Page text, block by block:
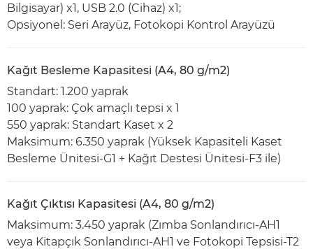
Bilgisayar) x1, USB 2.0 (Cihaz) x1;
Opsiyonel: Seri Arayüz, Fotokopi Kontrol Arayüzü
Kağıt Besleme Kapasitesi (A4, 80 g/m2)
Standart: 1.200 yaprak
100 yaprak: Çok amaçlı tepsi x 1
550 yaprak: Standart Kaset x 2
Maksimum: 6.350 yaprak (Yüksek Kapasiteli Kaset
Besleme Ünitesi-G1 + Kağıt Destesi Ünitesi-F3 ile)
Kağıt Çıktısı Kapasitesi (A4, 80 g/m2)
Maksimum: 3.450 yaprak (Zımba Sonlandırıcı-AH1
veya Kitapçık Sonlandırıcı-AH1 ve Fotokopi Tepsisi-T2